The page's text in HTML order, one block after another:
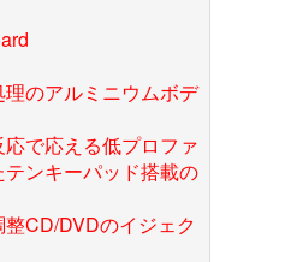
のアルミニウムボデ
で応える低プロファ
ンキーパッド搭載の
CD/DVDのイジェク